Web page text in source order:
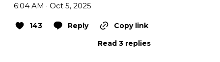
6:04 AM · Oct 5, 2025
143 Reply
Copy link
Read 3 replies